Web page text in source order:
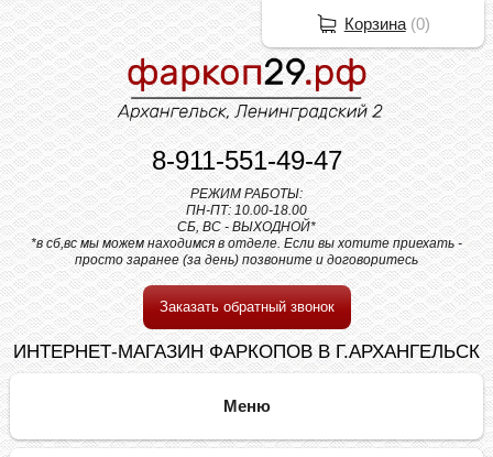
8-911-551-49-47
РЕЖИМ РАБОТЫ:
ПН-ПТ: 10.00-18.00
СБ, ВС - ВЫХОДНОЙ*
*в сб,вс мы можем находимся в отделе. Если вы хотите приехать -
просто заранее (за день) позвоните и договоритесь
Заказать обратный звонок
ИНТЕРНЕТ-МАГАЗИН ФАРКОПОВ В Г.АРХАНГЕЛЬСК
Корзина(0)